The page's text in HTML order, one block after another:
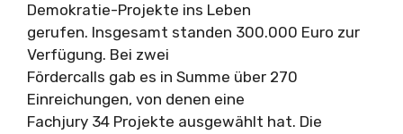
Demokratie-Projekte ins Leben
gerufen. Insgesamt standen 300.000 Euro zur
Verfügung. Bei zwei
Fördercalls gab es in Summe über 270
Einreichungen, von denen eine
Fachjury 34 Projekte ausgewählt hat. Die